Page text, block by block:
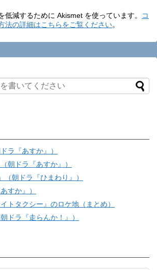
低減するために Akismet を使っています。
コ
法の詳細はこちらをご覧ください。
ラ『あすか』）
朝ドラ『あすか』）
（朝ドラ『ひまわり』）
すか』）
トタクシー』のロケ地（まとめ）
ドラ『走らんか！』）